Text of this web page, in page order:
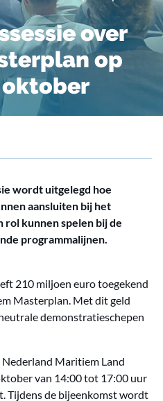
over
op
oktober
wordt uitgelegd hoe
aansluiten bij het
kunnen spelen bij de
programmalijnen.
210 miljoen euro toegekend
Masterplan. Met dit geld
demonstratieschepen
Maritiem Land
van 14:00 tot 17:00 uur
Tijdens de bijeenkomst wordt